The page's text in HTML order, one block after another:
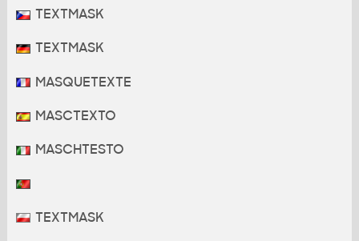
TEXTMASK
TEXTMASK
MASQUETEXTE
MASCTEXTO
MASCHTESTO
TEXTMASK